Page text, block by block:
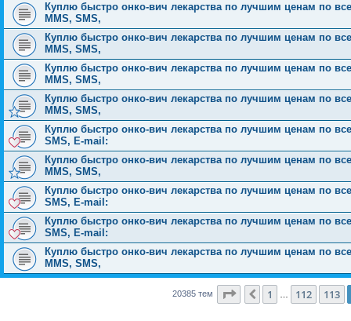
Куплю быстро онко-вич лекарства по лучшим ценам по
MMS, SMS,
Куплю быстро онко-вич лекарства по лучшим ценам по
MMS, SMS,
Куплю быстро онко-вич лекарства по лучшим ценам по
MMS, SMS,
Куплю быстро онко-вич лекарства по лучшим ценам по
MMS, SMS,
Куплю быстро онко-вич лекарства по лучшим ценам по
SMS, E-mail:
Куплю быстро онко-вич лекарства по лучшим ценам по
MMS, SMS,
Куплю быстро онко-вич лекарства по лучшим ценам по
SMS, E-mail:
Куплю быстро онко-вич лекарства по лучшим ценам по
SMS, E-mail:
Куплю быстро онко-вич лекарства по лучшим ценам по
MMS, SMS,
20385 тем Страница 114из 816
Пред.
1 112 113